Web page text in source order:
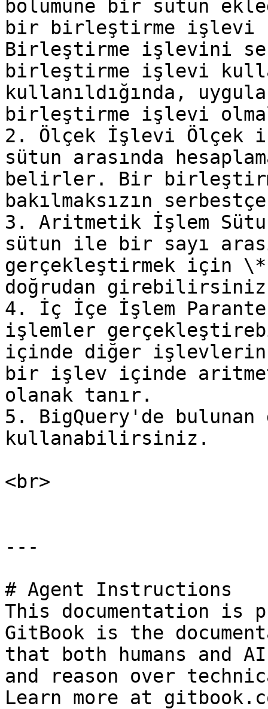
bölümüne bir sütun
bir birleştirme işlevi
Birleştirme işlevini
birleştirme işlevi
kullanıldığında,
birleştirme işlevi
2. Ölçek İşlevi Ölçek
sütun arasında
belirler. Bir birleştirme
bakılmaksızın
3. Aritmetik İşlem
sütun ile bir sayı
gerçekleştirmek için
doğrudan
4. İç İçe İşlem
işlemler
içinde diğer işlevlerin
bir işlev içinde
olanak tanır.
5. BigQuery'de
kullanabilirsiniz.
<br>
---
# Agent Instructions
This documentation is
GitBook is the
that both humans and
and reason over
Learn more at